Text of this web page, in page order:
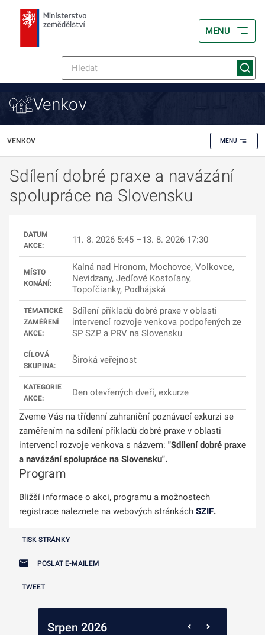
MENU
Venkov
VENKOV MENU
Sdílení dobré praxe a navázání
spolupráce na Slovensku
DATUM
AKCE:
11. 8. 2026 5:45 –13. 8. 2026 17:30
MÍSTO
KONÁNÍ:
Kalná nad Hronom, Mochovce, Volkovce,
Nevidzany, Jedľové Kostoľany,
Topoľčianky, Podhájská
TÉMATICKÉ
ZAMĚŘENÍ
AKCE:
Sdílení příkladů dobré praxe v oblasti
intervencí rozvoje venkova podpořených ze
SP SZP a PRV na Slovensku
CÍLOVÁ
SKUPINA:
Široká veřejnost
KATEGORIE
AKCE:
Den otevřených dveří, exkurze
Zveme Vás na třídenní zahraniční poznávací exkurzi se
zaměřením na sdílení příkladů dobré praxe v oblasti
intervencí rozvoje venkova s názvem: "Sdílení dobré praxe
a navázání spolupráce na Slovensku".
Program
Bližší informace o akci, programu a možnostech
registrace naleznete na webových stránkách SZIF.
TISK STRÁNKY
POSLAT E-MAILEM
TWEET
Srpen 2026